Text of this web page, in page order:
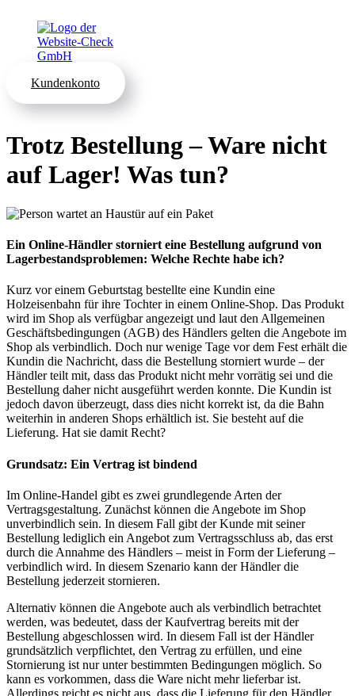
Kundenkonto
Trotz Bestellung – Ware nicht
auf Lager! Was tun?
Ein Online-Händler storniert eine Bestellung aufgrund von
Lagerbestandsproblemen: Welche Rechte habe ich?
Kurz vor einem Geburtstag bestellte eine Kundin eine
Holzeisenbahn für ihre Tochter in einem Online-Shop. Das Produkt
wird im Shop als verfügbar angezeigt und laut den Allgemeinen
Geschäftsbedingungen (AGB) des Händlers gelten die Angebote im
Shop als verbindlich. Doch nur wenige Tage vor dem Fest erhält die
Kundin die Nachricht, dass die Bestellung storniert wurde – der
Händler teilt mit, dass das Produkt nicht mehr vorrätig sei und die
Bestellung daher nicht ausgeführt werden konnte. Die Kundin ist
jedoch davon überzeugt, dass dies nicht korrekt ist, da die Bahn
weiterhin in anderen Shops erhältlich ist. Sie besteht auf die
Lieferung. Hat sie damit Recht?
Grundsatz: Ein Vertrag ist bindend
Im Online-Handel gibt es zwei grundlegende Arten der
Vertragsgestaltung. Zunächst können die Angebote im Shop
unverbindlich sein. In diesem Fall gibt der Kunde mit seiner
Bestellung lediglich ein Angebot zum Vertragsschluss ab, das erst
durch die Annahme des Händlers – meist in Form der Lieferung –
verbindlich wird. In diesem Szenario kann der Händler die
Bestellung jederzeit stornieren.
Alternativ können die Angebote auch als verbindlich betrachtet
werden, was bedeutet, dass der Kaufvertrag bereits mit der
Bestellung abgeschlossen wird. In diesem Fall ist der Händler
grundsätzlich verpflichtet, den Vertrag zu erfüllen, und eine
Stornierung ist nur unter bestimmten Bedingungen möglich. So
kann es vorkommen, dass die Ware nicht mehr lieferbar ist.
Allerdings reicht es nicht aus, dass die Lieferung für den Händler